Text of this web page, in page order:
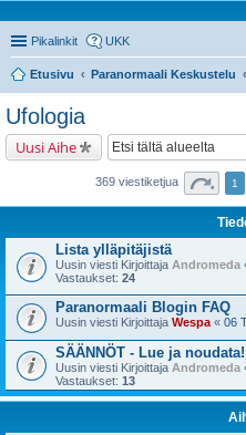
Pikalinkit UKK
Etusivu Paranormaali Keskustelu
Ufologia
Uusi Aihe
369 viestiketjua 1
Lista ylläpitäjistä
Uusin viesti Kirjoittaja Andromeda
Vastaukset: 24
Paranormaali Blogin FAQ
Uusin viesti Kirjoittaja Wespa « 06
SÄÄNNÖT - Lue ja
Uusin viesti Kirjoittaja Andromeda
Vastaukset: 13